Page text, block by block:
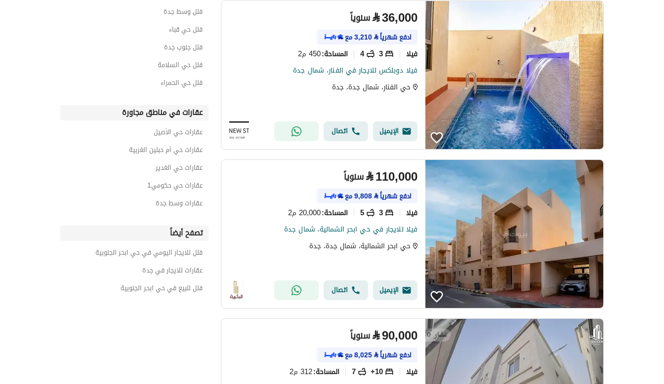
⃁36,000 سنوياً
ادفع شهرياً⃁
3,210مع
فیلا 3
4 المساحة:450 م2
فيلا دوبلكس للايجار في الفنار، شمال جدة
حي الفنار، شمال جدة، جدة
الإيميل اتصال
⃁110,000 سنوياً
ادفع شهرياً⃁
9,808مع
فیلا 3
5 المساحة:20,000 م2
فيلا للايجار في حي ابحر الشمالية، شمال جدة
حي ابحر الشمالية، شمال جدة، جدة
الإيميل اتصال
⃁90,000 سنوياً
ادفع شهرياً⃁
8,025مع
فیلا 10+
7 المساحة:312 م2
فلل 3 غرف نوم حي اللؤلؤ
فلل 3 غرف نوم حي النعيم
فلل وسط جدة
فلل حي قباء
فلل جنوب جدة
فلل حي السلامة
فلل حي الحمراء
عقارات في مناطق مجاورة
عقارات حي الأصيل
عقارات حي أم حبلين الغربية
عقارات حي الغدير
عقارات حي حكومي1
عقارات وسط جدة
تصفح أيضاً
فلل للايجار اليومي في حي ابحر الجنوبية
عقارات للايجار في جدة
فلل للبيع في حي ابحر الجنوبية